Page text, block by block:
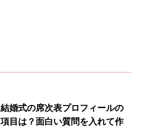
結婚式の席次表プロフィールの
項目は？面白い質問を入れて作